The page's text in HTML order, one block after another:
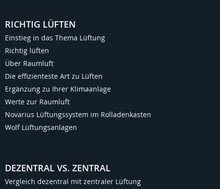
RICHTIG LÜFTEN
Einstieg in das Thema Lüftung
Richtig lüften
Über Raumluft
Die effizienteste Art zu Lüften
Ergänzung zu Ihrer Klimaanlage
Werte zur Raumluft
Novarius Lüftungssystem im Rolladenkasten
Wolf Lüftungsanlagen
DEZENTRAL VS. ZENTRAL
Vergleich dezentral mit zentraler Lüftung